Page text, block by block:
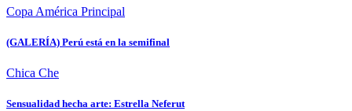
Copa América Principal
(GALERÍA) Perú está en la semifinal
Chica Che
Sensualidad hecha arte: Estrella Neferut